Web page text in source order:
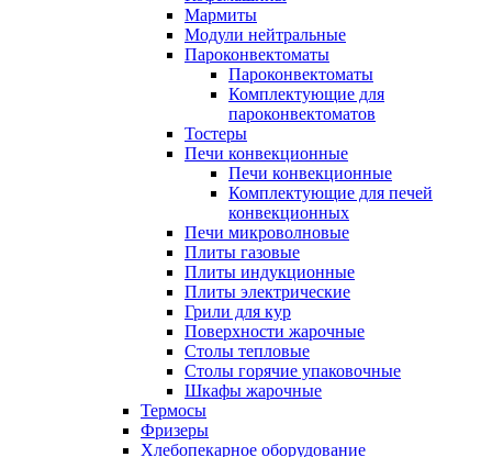
Мармиты
Модули нейтральные
Пароконвектоматы
Пароконвектоматы
Комплектующие для
пароконвектоматов
Тостеры
Печи конвекционные
Печи конвекционные
Комплектующие для печей
конвекционных
Печи микроволновые
Плиты газовые
Плиты индукционные
Плиты электрические
Грили для кур
Поверхности жарочные
Столы тепловые
Столы горячие упаковочные
Шкафы жарочные
Термосы
Фризеры
Хлебопекарное оборудование